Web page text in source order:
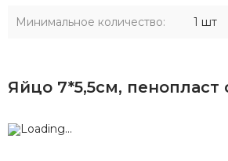
Минимальное количество: 1 шт
Яйцо 7*5,5см, пенопласт